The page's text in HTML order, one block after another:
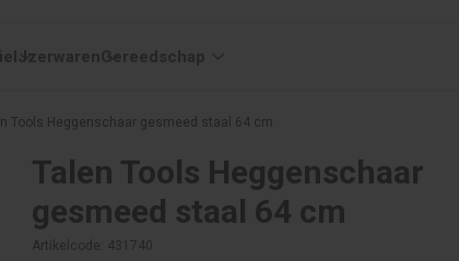
IJzerwarenGereedschap
Tools Heggenschaar gesmeed staal 64 cm
Talen Tools Heggenschaar
gesmeed staal 64 cm
Artikelcode: 431740